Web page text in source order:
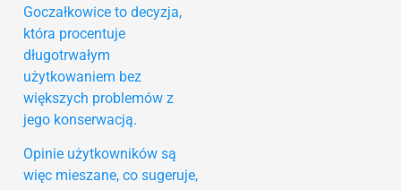
Goczałkowice to decyzja,
która procentuje
długotrwałym
użytkowaniem bez
większych problemów z
jego konserwacją.
Opinie użytkowników są
więc mieszane, co sugeruje,